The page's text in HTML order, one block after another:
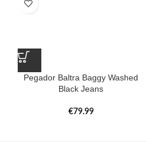
Pegador Baltra Baggy Washed
Black Jeans
€79.99